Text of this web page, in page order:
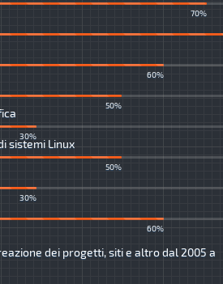
70%
60%
50%
30%
sistemi Linux
50%
30%
60%
dei progetti, siti e altro dal 2005 a